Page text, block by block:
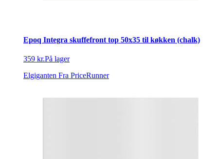
Epoq Integra skuffefront top 50x35 til køkken (chalk)
359 kr.På lager
Elgiganten Fra PriceRunner